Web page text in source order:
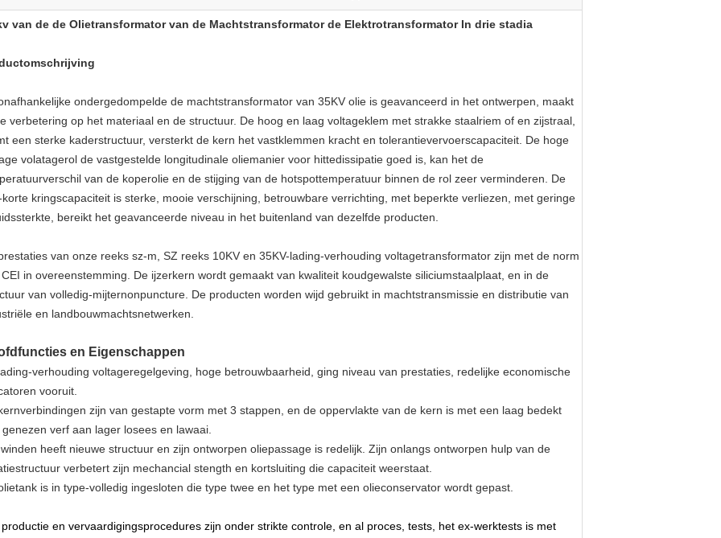
van de de Olietransformator van de Machtstransformator de Elektrotransformator In drie stadia
ondergedompelde de machtstransformator van 35KV olie is geavanceerd in het ontwerpen, maakt
verbetering op het materiaal en de structuur. De hoog en laag voltageklem met strakke staalriem of en zijstraal,
een sterke kaderstructuur, versterkt de kern het vastklemmen kracht en tolerantievervoerscapaciteit. De hoge
volatagerol de vastgestelde longitudinale oliemanier voor hittedissipatie goed is, kan het de
van de koperolie en de stijging van de hotspottemperatuur binnen de rol zeer verminderen. De
kringscapaciteit is sterke, mooie verschijning, betrouwbare verrichting, met beperkte verliezen, met geringe
bereikt het geavanceerde niveau in het buitenland van dezelfde producten.
van onze reeks sz-m, SZ reeks 10KV en 35KV-lading-verhouding voltagetransformator zijn met de norm
in overeenstemming. De ijzerkern wordt gemaakt van kwaliteit koudgewalste siliciumstaalplaat, en in de
van volledig-mijternonpuncture. De producten worden wijd gebruikt in machtstransmissie en distributie van
en landbouwmachtsnetwerken.
en Eigenschappen
verhouding voltageregelgeving, hoge betrouwbaarheid, ging niveau van prestaties, redelijke economische
vooruit.
zijn van gestapte vorm met 3 stappen, en de oppervlakte van de kern is met een laag bedekt
verf aan lager losees en lawaai.
heeft nieuwe structuur en zijn ontworpen oliepassage is redelijk. Zijn onlangs ontworpen hulp van de
verbetert zijn mechancial stength en kortsluiting die capaciteit weerstaat.
is in type-volledig ingesloten die type twee en het type met een olieconservator wordt gepast.
en vervaardigingsprocedures zijn onder strikte controle, en al proces, tests, het ex-werktests is met